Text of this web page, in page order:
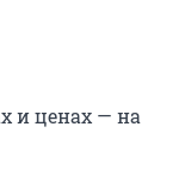
и ценах — на